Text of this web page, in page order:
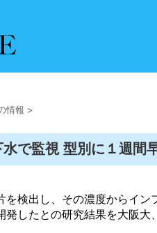
情報 >
で監視 型別に１週間
を検出し、その濃度からイ
発したとの研究結果を大阪大